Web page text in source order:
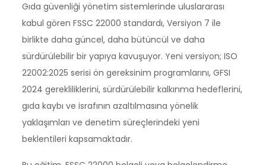
Gıda güvenliği yönetim sistemlerinde uluslararası
kabul gören FSSC 22000 standardı, Versiyon 7 ile
birlikte daha güncel, daha bütüncül ve daha
sürdürülebilir bir yapıya kavuşuyor. Yeni versiyon; ISO
22002:2025 serisi ön gereksinim programlarını, GFSI
2024 gerekliliklerini, sürdürülebilir kalkınma hedeflerini,
gıda kaybı ve israfının azaltılmasına yönelik
yaklaşımları ve denetim süreçlerindeki yeni
beklentileri kapsamaktadır.